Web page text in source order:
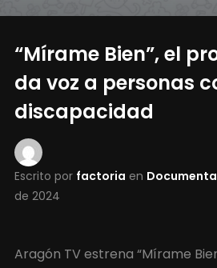
“Mírame Bien”, el
da voz a personas
discapacidad
Escrito por factoria en
de 2024
Aragón TV estrena “Mírame